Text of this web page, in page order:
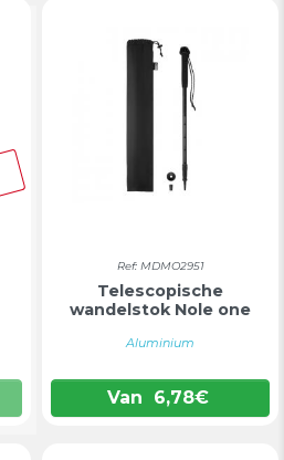
Ref: MDMO2951
Telescopische
wandelstok Nole one
Aluminium
Van 6,78€